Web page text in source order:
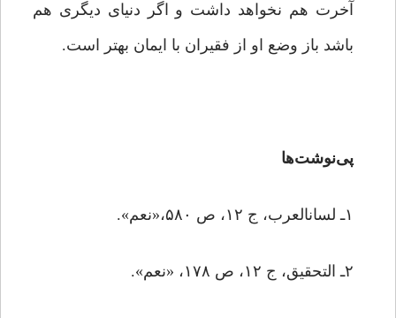
آخرت هم نخواهد داشت و اگر دنیاى دیگرى هم
باشد باز وضع او از فقیران با ایمان بهتر است.
پی‌نوشت‌ها
۱ـ لسان‏العرب، ج ۱۲، ص ۵۸۰،«نعم».
۲ـ التحقیق، ج ۱۲، ص ۱۷۸، «نعم».